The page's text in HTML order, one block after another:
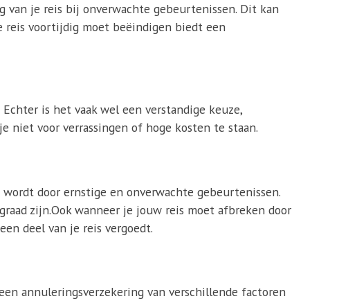
je reis bij onverwachte gebeurtenissen. Dit kan
reis voortijdig moet beëindigen biedt een
is het vaak wel een verstandige keuze,
niet voor verrassingen of hoge kosten te staan.
door ernstige en onverwachte gebeurtenissen.
zijn.Ook wanneer je jouw reis moet afbreken door
deel van je reis vergoedt.
annuleringsverzekering van verschillende factoren